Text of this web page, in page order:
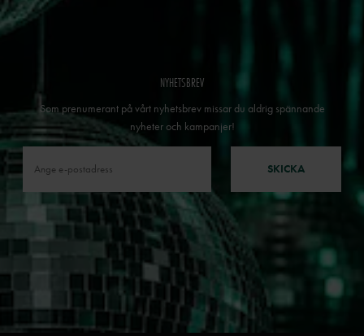
NYHETSBREV
Som prenumerant på vårt nyhetsbrev missar du aldrig spännande
nyheter och kampanjer!
SKICKA